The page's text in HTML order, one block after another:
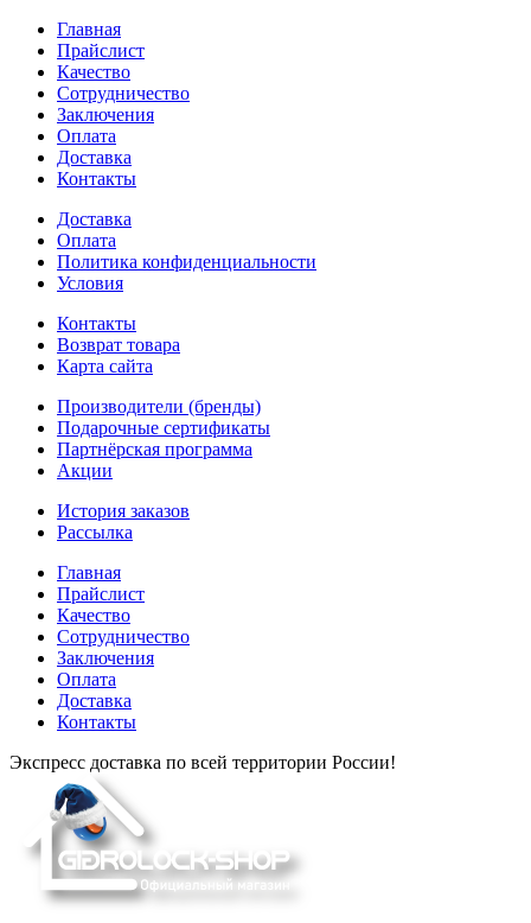
Главная
Прайслист
Качество
Сотрудничество
Заключения
Оплата
Доставка
Контакты
Доставка
Оплата
Политика конфиденциальности
Условия
Контакты
Возврат товара
Карта сайта
Производители (бренды)
Подарочные сертификаты
Партнёрская программа
Акции
История заказов
Рассылка
Главная
Прайслист
Качество
Сотрудничество
Заключения
Оплата
Доставка
Контакты
Экспресс доставка по всей территории России!